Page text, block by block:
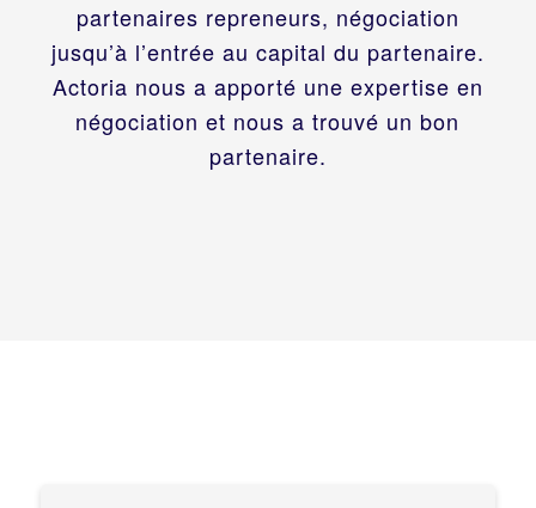
partenaires repreneurs, négociation
jusqu’à l’entrée au capital du partenaire.
Actoria nous a apporté une expertise en
négociation et nous a trouvé un bon
partenaire.